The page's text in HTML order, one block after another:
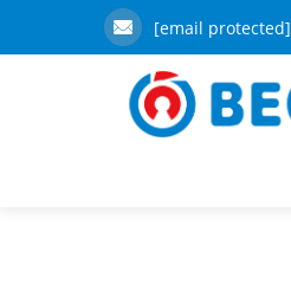
[email protected]